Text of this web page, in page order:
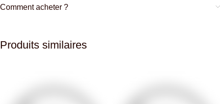
Comment acheter ?
Produits similaires